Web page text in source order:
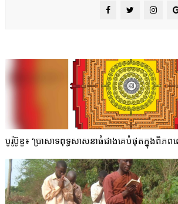
បូរ៉ូប៊ូឌួ៖ ‘ប្រាសាទពុទ្ធសាសនាធំជាងគេបំផុតក្នុងពិភព